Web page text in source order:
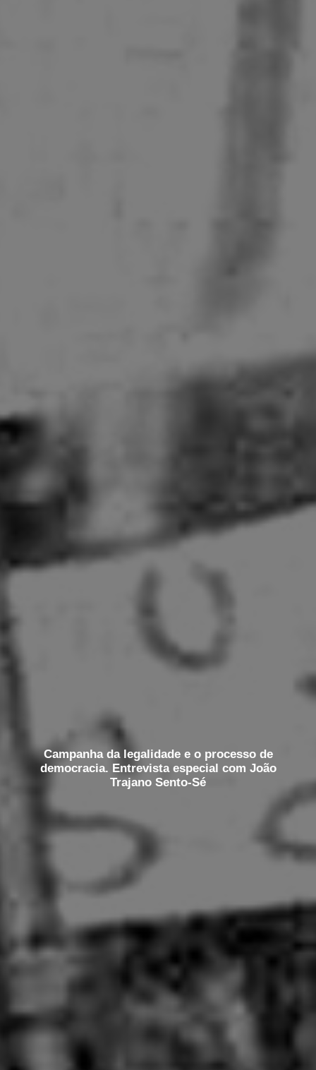
Campanha da legalidade e o processo de
democracia. Entrevista especial com João
Trajano Sento-Sé